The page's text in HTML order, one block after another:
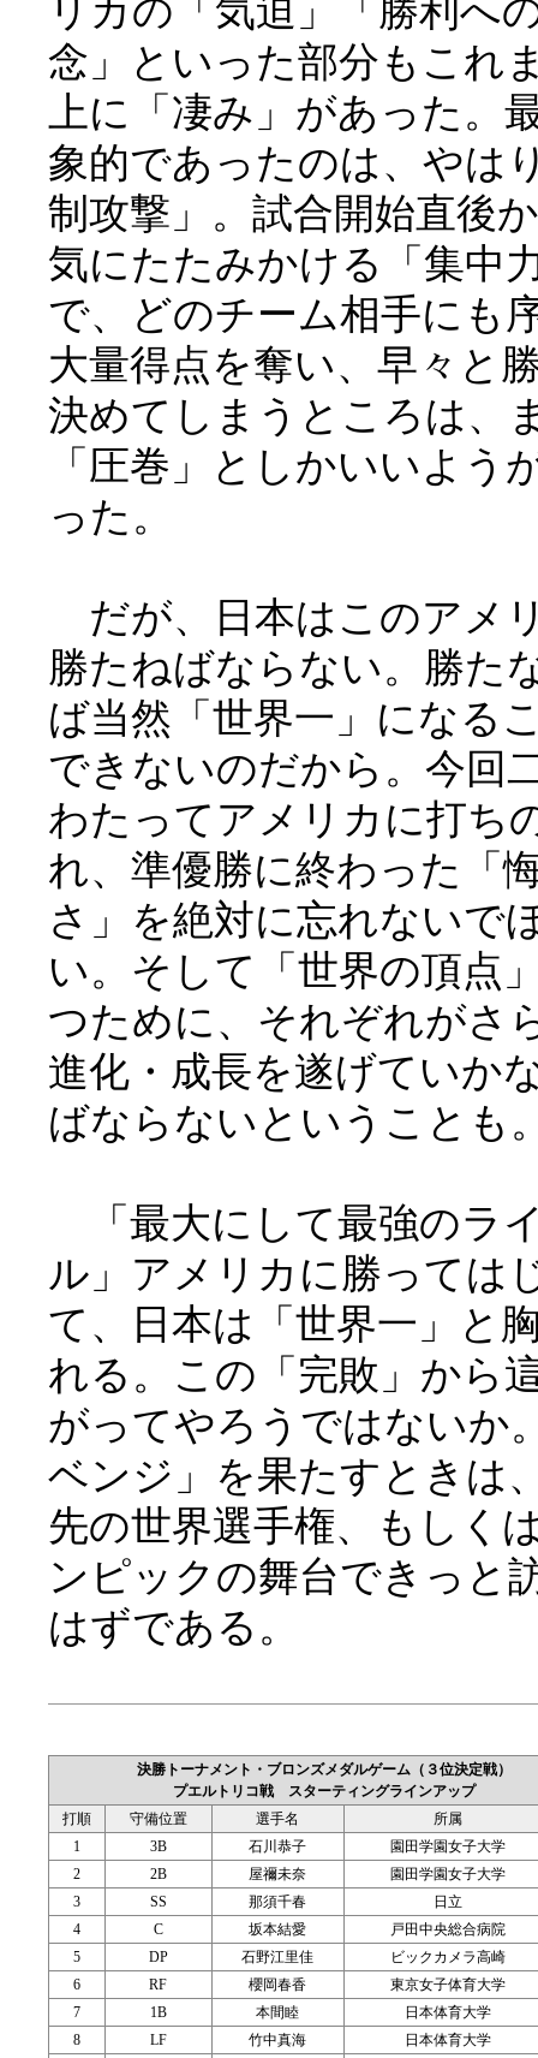
リカの「気迫」「勝利へ
念」といった部分もこれ
上に「凄み」があった。
象的であったのは、やは
制攻撃」。試合開始直後
気にたたみかける「集中
で、どのチーム相手にも
大量得点を奪い、早々と
決めてしまうところは、
「圧巻」としかいいよう
った。
だが、日本はこのアメ
勝たねばならない。勝た
ば当然「世界一」になる
できないのだから。今回
わたってアメリカに打ち
れ、準優勝に終わった「
さ」を絶対に忘れないで
い。そして「世界の頂点
つために、それぞれがさ
進化・成長を遂げていか
ばならないということも
「最大にして最強のラ
ル」アメリカに勝っては
て、日本は「世界一」と
れる。この「完敗」から
がってやろうではないか
ベンジ」を果たすときは
先の世界選手権、もしく
ンピックの舞台できっと
はずである。
決勝トーナメント・ブロンズメダルゲーム（３位決定戦）
プエルトリコ戦 スターティングラインアップ
打順
守備位置 選手名
所属
1
3B 石川恭子
園田学園女子大学
2
2B 屋禰未奈
園田学園女子大学
3
SS 那須千春
日立
4
C 坂本結愛
戸田中央総合病院
5
DP 石野江里佳
ビックカメラ高崎
6
RF 櫻岡春香
東京女子体育大学
7
1B 本間睦
日本体育大学
8
LF 竹中真海
日本体育大学